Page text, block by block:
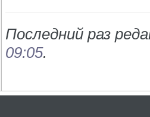
Последний раз
09:05.